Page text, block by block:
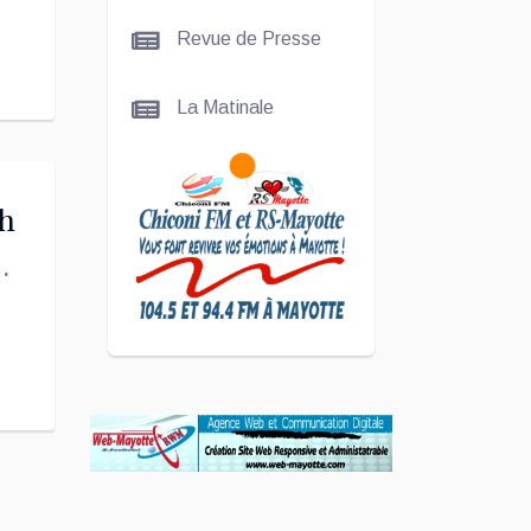
talentueuse
ÉCONOMIQUE
Kira Bacar
Adacolo pour
Le port de
Longoni
SPORTS
L'Association
Revue de Presse
La Matinale